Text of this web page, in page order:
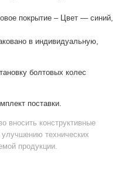
покрытие – Цвет — синий,
в индивидуальную,
болтовых колес
поставки.
вносить конструктивные
улучшению технических
продукции.